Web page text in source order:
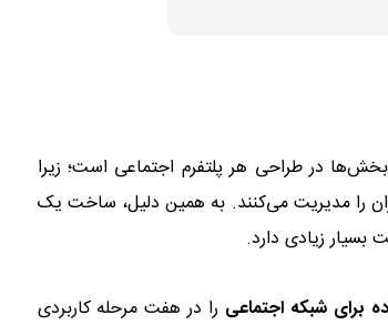
در طراحی هر پلتفرم اجتماعی است؛ زیرا
را مدیریت می‌کنند. به همین دلیل، ساخت یک
بسیار زیادی دارد.
برای شبکه اجتماعی را در هفت مرحله کاربردی